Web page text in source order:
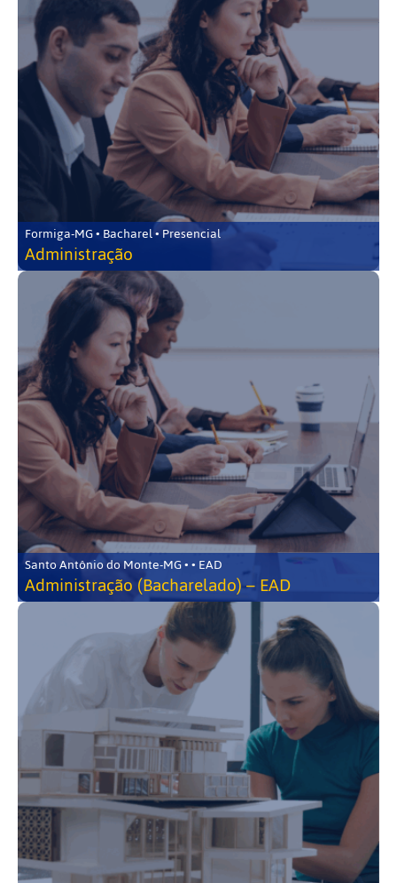
Formiga-MG • Bacharel • Presencial
Administração
Santo Antônio do Monte-MG • • EAD
Administração (Bacharelado) – EAD